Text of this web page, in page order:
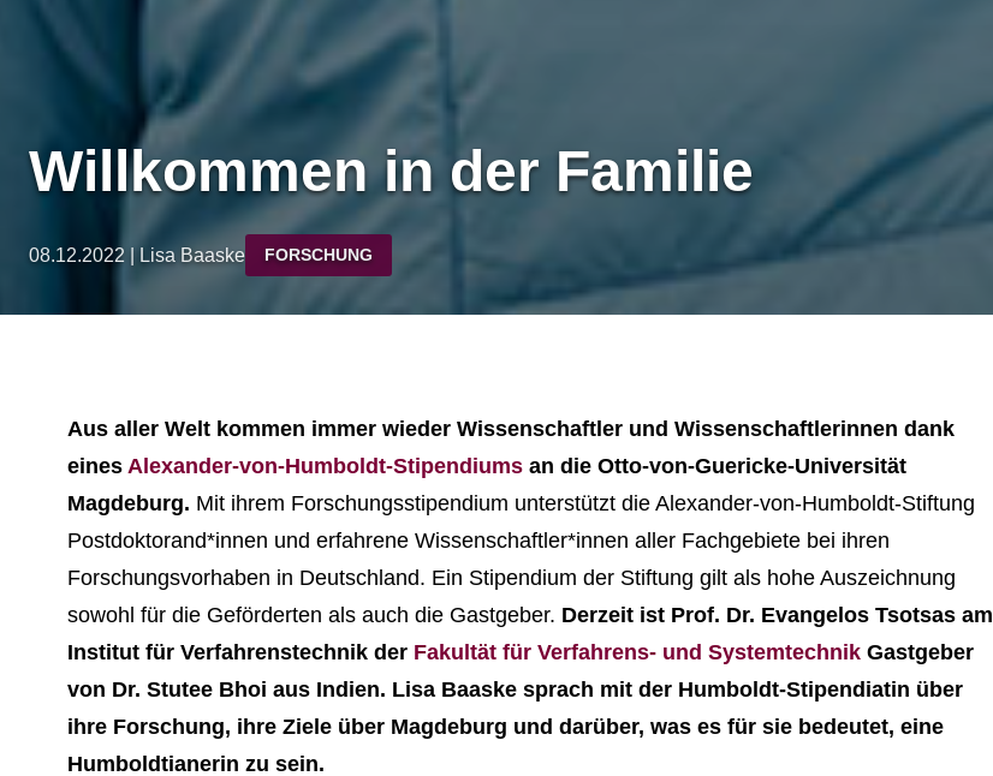
Willkommen in der Familie
08.12.2022 | Lisa Baaske FORSCHUNG
Aus aller Welt kommen immer wieder Wissenschaftler und Wissenschaftlerinnen dank
eines Alexander-von-Humboldt-Stipendiums an die Otto-von-Guericke-Universität
Magdeburg. Mit ihrem Forschungsstipendium unterstützt die Alexander-von-Humboldt-Stiftung
Postdoktorand*innen und erfahrene Wissenschaftler*innen aller Fachgebiete bei ihren
Forschungsvorhaben in Deutschland. Ein Stipendium der Stiftung gilt als hohe Auszeichnung
sowohl für die Geförderten als auch die Gastgeber. Derzeit ist Prof. Dr. Evangelos Tsotsas am
Institut für Verfahrenstechnik der Fakultät für Verfahrens- und Systemtechnik Gastgeber
von Dr. Stutee Bhoi aus Indien. Lisa Baaske sprach mit der Humboldt-Stipendiatin über
ihre Forschung, ihre Ziele über Magdeburg und darüber, was es für sie bedeutet, eine
Humboldtianerin zu sein.